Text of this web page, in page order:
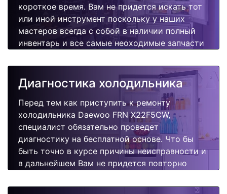
короткое время. Вам не придется искать тот
или иной инструмент поскольку у наших
мастеров всегда с собой в наличии полный
инвентарь и все самые неоходимые запчасти
быстро, качественно и недорого.
Диагностика холодильника
Перед тем как приступить к ремонту
холодильника Daewoo FRN X22F5CW,
специалист обязательно проведет
диагностику на бесплатной основе. Что бы
быть точно в курсе причины неисправности и
в дальнейшем Вам не придется повторно
поломок.